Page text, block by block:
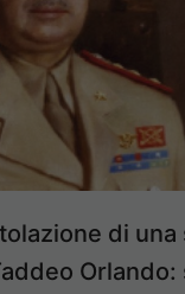
di una
Orlando: